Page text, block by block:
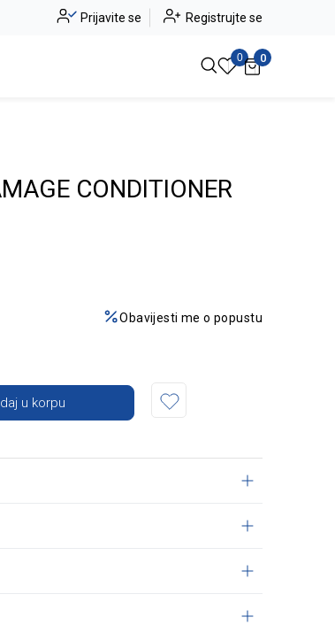
Alma Ras do -50% Pogledaj više
Prijavite se Registrujte se
0 0
CONDITIONER
Obavijesti me o popustu
u korpu